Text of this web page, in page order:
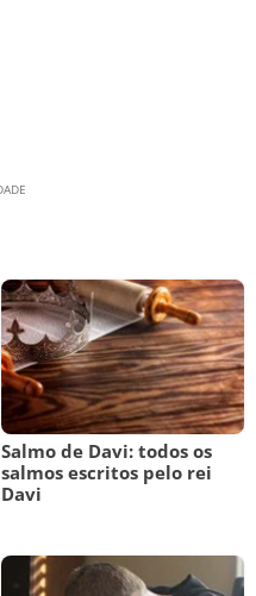
Salmo de Davi: todos os
salmos escritos pelo rei
Davi